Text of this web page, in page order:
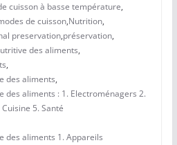
cuisson à basse température,
de cuisson,Nutrition,
preservation,préservation,
des aliments,
,
des aliments,
des aliments : 1. Electroménagers 2.
5. Santé
des aliments 1. Appareils